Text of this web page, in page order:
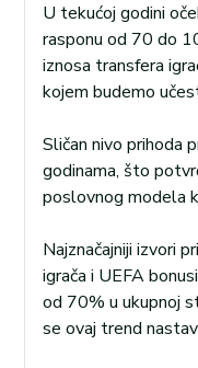
U tekućoj godini
rasponu od 70 do
iznosa transfera
kojem budemo
Sličan nivo prihoda
godinama, što
poslovnog modela
Najznačajniji izvori
igrača i UEFA
od 70% u ukupnoj
se ovaj trend